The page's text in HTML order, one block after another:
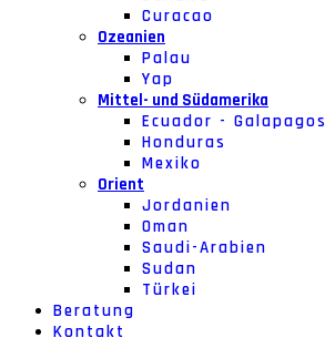
Curacao
Ozeanien
Palau
Yap
Mittel- und Südamerika
Ecuador - Galapagos
Honduras
Mexiko
Orient
Jordanien
Oman
Saudi-Arabien
Sudan
Türkei
Beratung
Kontakt